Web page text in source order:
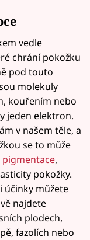
vedle
chrání pokožku
pod touto
molekuly
kouřením nebo
jeden elektron.
v našem těle, a
se to může
pigmentace,
pokožky.
můžete
najdete
plodech,
fazolích nebo